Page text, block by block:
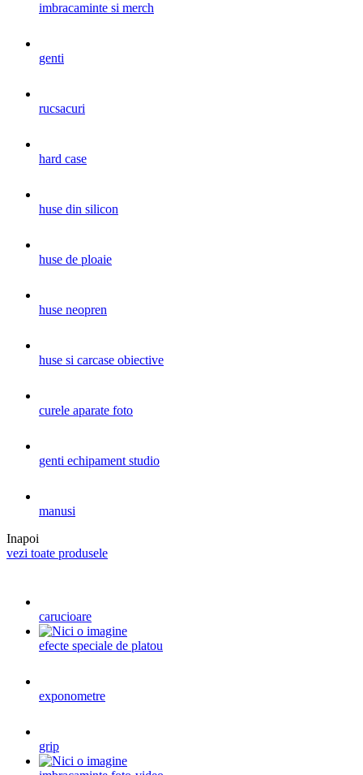
imbracaminte si merch
genti
rucsacuri
hard case
huse din silicon
huse de ploaie
huse neopren
huse si carcase obiective
curele aparate foto
genti echipament studio
manusi
Inapoi
vezi toate produsele
carucioare
efecte speciale de platou
exponometre
grip